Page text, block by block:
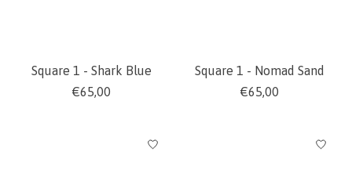
Square 1 - Shark Blue
€65,00
Square 1 - Nomad Sand
€65,00